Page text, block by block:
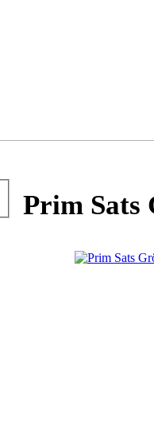
Prim Sats